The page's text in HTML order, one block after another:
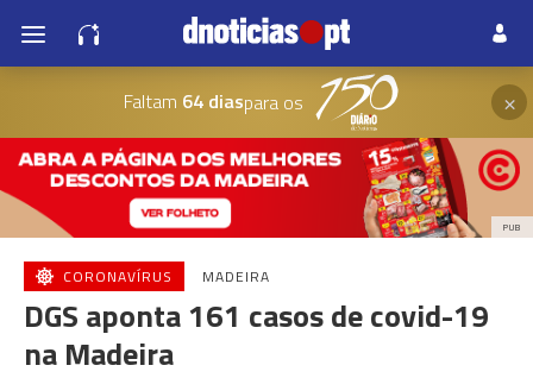
Faltam 64 diaspara os ×
PUB
CORONAVÍRUS MADEIRA
DGS aponta 161 casos de covid-19
na Madeira